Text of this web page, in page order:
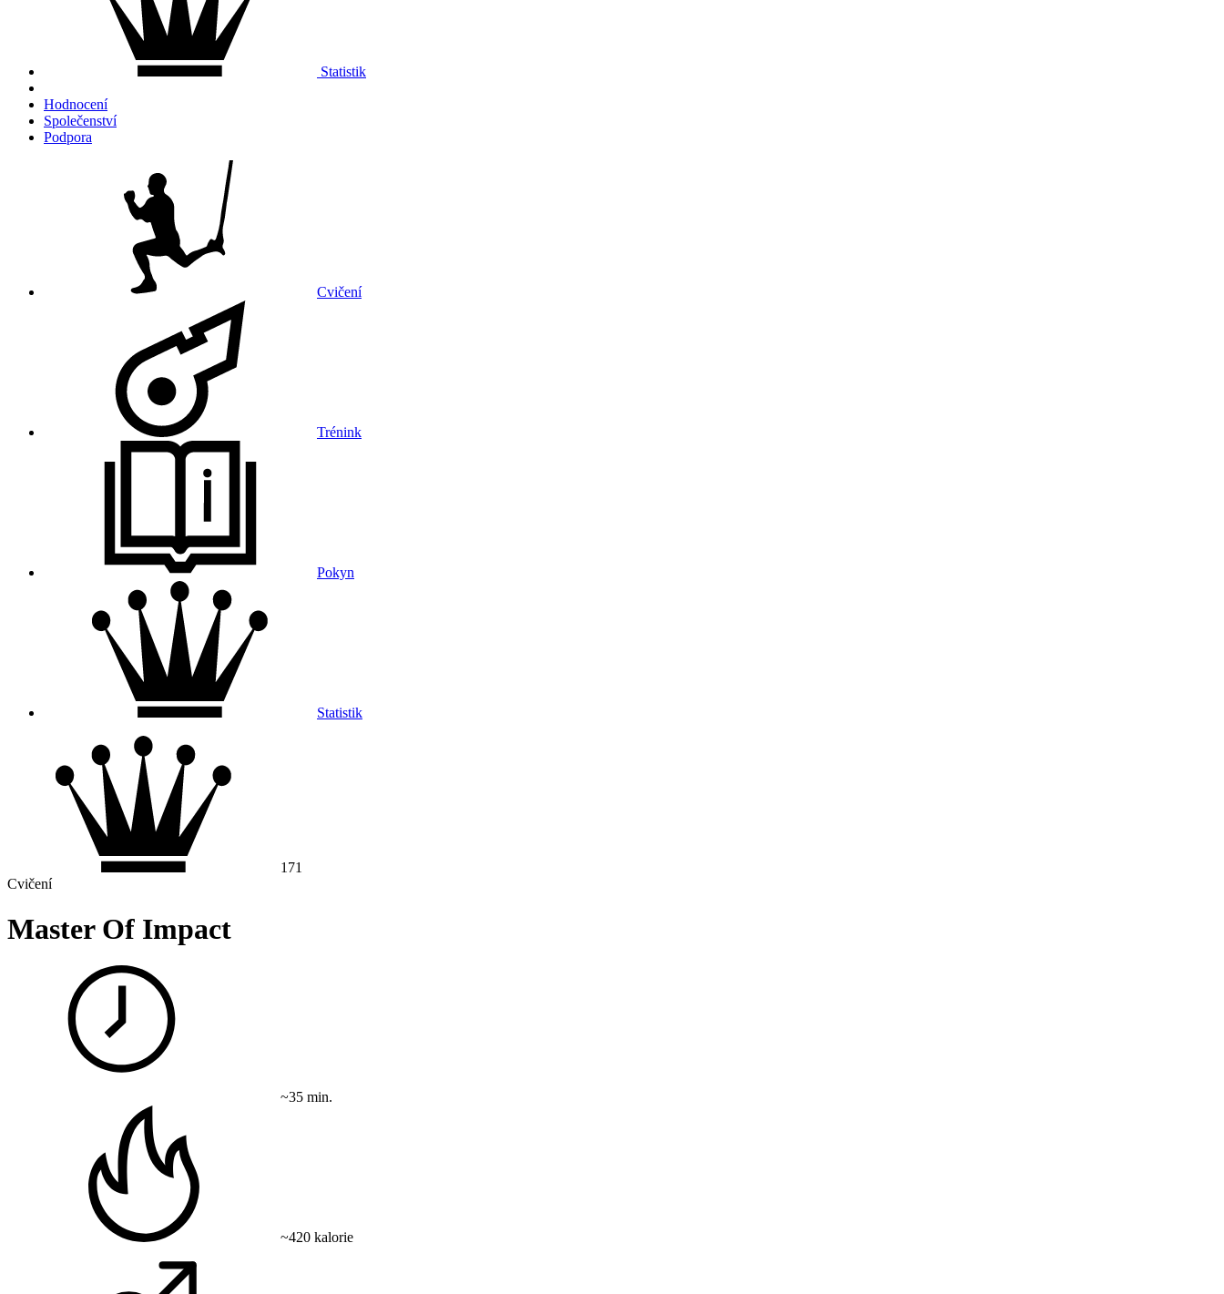
Statistik
Hodnocení
Společenství
Podpora
Cvičení
Trénink
Pokyn
Statistik
171
Cvičení
Master Of Impact
~35 min.
~420 kalorie